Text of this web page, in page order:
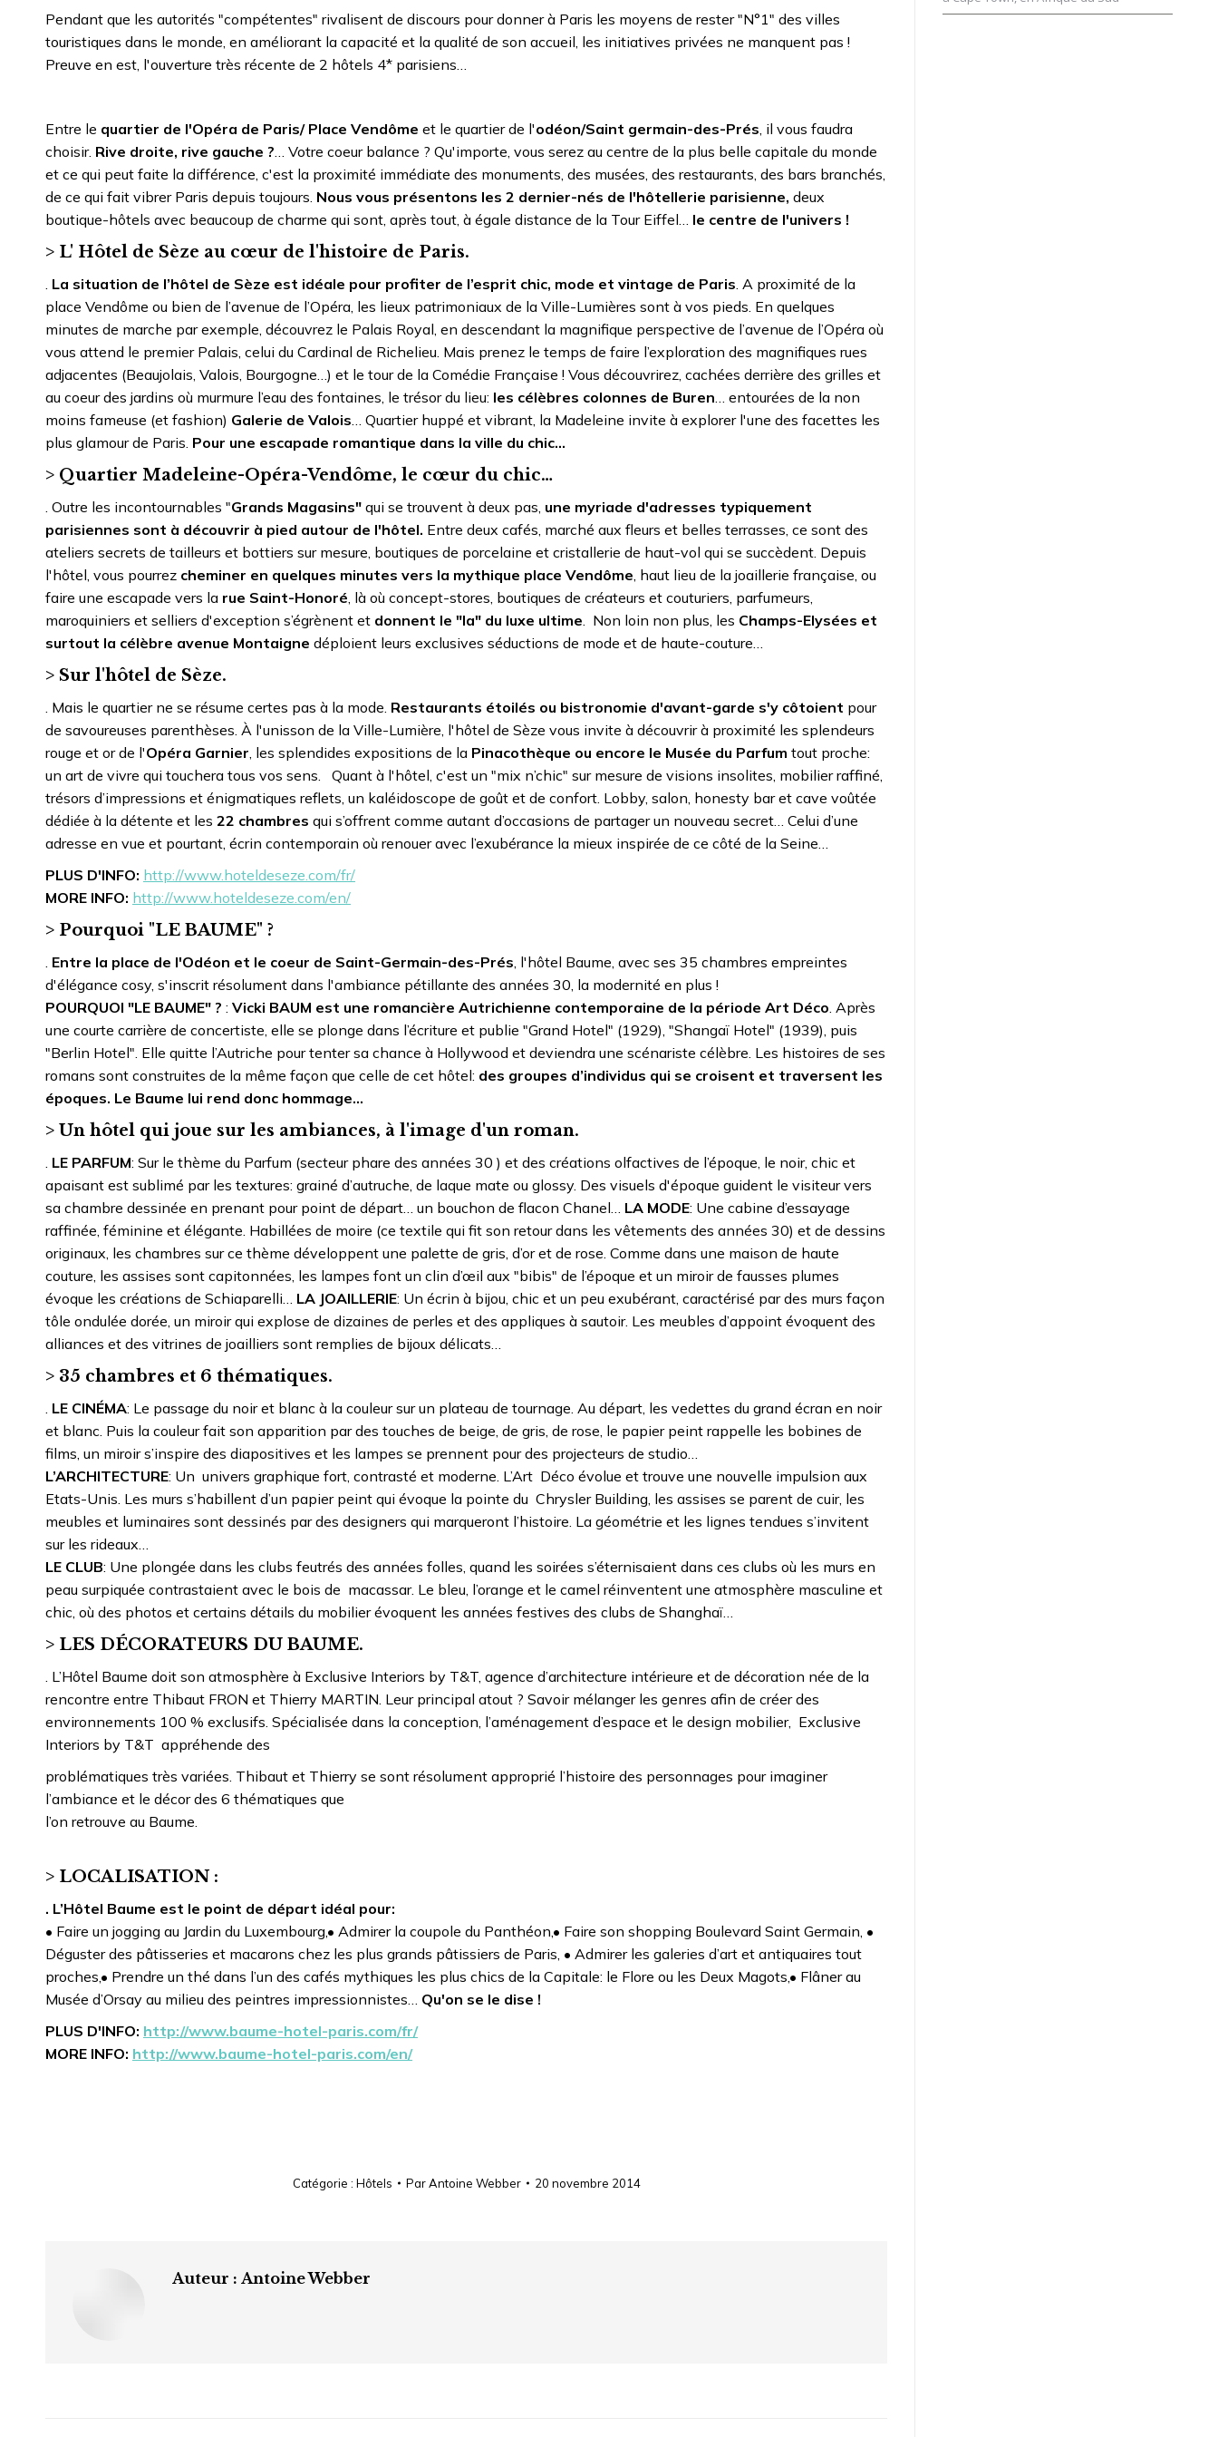
Pendant que les autorités "compétentes" rivalisent de discours pour donner à Paris les moyens de rester "N°1" des villes
touristiques dans le monde, en améliorant la capacité et la qualité de son accueil, les initiatives privées ne manquent pas !
Preuve en est, l'ouverture très récente de 2 hôtels 4* parisiens…
Entre le quartier de l'Opéra de Paris/ Place Vendôme et le quartier de l'odéon/Saint germain-des-Prés , il vous faudra
choisir. Rive droite, rive gauche ? … Votre coeur balance ? Qu'importe, vous serez au centre de la plus belle capitale du monde
et ce qui peut faite la différence, c'est la proximité immédiate des monuments, des musées, des restaurants, des bars branchés,
de ce qui fait vibrer Paris depuis toujours. Nous vous présentons les 2 dernier-nés de l'hôtellerie parisienne, deux
boutique-hôtels avec beaucoup de charme qui sont, après tout, à égale distance de la Tour Eiffel… le centre de l'univers !
> L' Hôtel de Sèze au cœur de l'histoire de Paris.
La situation de l’hôtel de Sèze est idéale pour profiter de l’esprit chic, mode et vintage de Paris . A proximité de la
place Vendôme ou bien de l’avenue de l’Opéra, les lieux patrimoniaux de la Ville-Lumières sont à vos pieds. En quelques
minutes de marche par exemple, découvrez le Palais Royal, en descendant la magnifique perspective de l’avenue de l’Opéra où
vous attend le premier Palais, celui du Cardinal de Richelieu. Mais prenez le temps de faire l’exploration des magnifiques rues
adjacentes (Beaujolais, Valois, Bourgogne…) et le tour de la Comédie Française ! Vous découvrirez, cachées derrière des grilles et
au coeur des jardins où murmure l’eau des fontaines, le trésor du lieu: les célèbres colonnes de Buren … entourées de la non
moins fameuse (et fashion) Galerie de Valois … Quartier huppé et vibrant, la Madeleine invite à explorer l'une des facettes les
plus glamour de Paris. Pour une escapade romantique dans la ville du chic…
> Quartier Madeleine-Opéra-Vendôme, le cœur du chic…
. Outre les incontournables "Grands Magasins" qui se trouvent à deux pas, une myriade d'adresses typiquement
parisiennes sont à découvrir à pied autour de l'hôtel. Entre deux cafés, marché aux fleurs et belles terrasses, ce sont des
ateliers secrets de tailleurs et bottiers sur mesure, boutiques de porcelaine et cristallerie de haut-vol qui se succèdent. Depuis
l'hôtel, vous pourrez cheminer en quelques minutes vers la mythique place Vendôme , haut lieu de la joaillerie française, ou
faire une escapade vers la rue Saint-Honoré , là où concept-stores, boutiques de créateurs et couturiers, parfumeurs,
maroquiniers et selliers d'exception s’égrènent et donnent le "la" du luxe ultime . Non loin non plus, les Champs-Elysées et
surtout la célèbre avenue Montaigne déploient leurs exclusives séductions de mode et de haute-couture…
> Sur l'hôtel de Sèze.
. Mais le quartier ne se résume certes pas à la mode. Restaurants étoilés ou bistronomie d'avant-garde s'y côtoient pour
de savoureuses parenthèses. À l'unisson de la Ville-Lumière, l'hôtel de Sèze vous invite à découvrir à proximité les splendeurs
rouge et or de l'Opéra Garnier , les splendides expositions de la Pinacothèque ou encore le Musée du Parfum tout proche:
un art de vivre qui touchera tous vos sens. Quant à l'hôtel, c'est un "mix n’chic" sur mesure de visions insolites, mobilier raffiné,
trésors d’impressions et énigmatiques reflets, un kaléidoscope de goût et de confort. Lobby, salon, honesty bar et cave voûtée
dédiée à la détente et les 22 chambres qui s’offrent comme autant d’occasions de partager un nouveau secret… Celui d’une
adresse en vue et pourtant, écrin contemporain où renouer avec l’exubérance la mieux inspirée de ce côté de la Seine…
PLUS D'INFO: http://www.hoteldeseze.com/fr/
MORE INFO: http://www.hoteldeseze.com/en/
> Pourquoi "LE BAUME" ?
Entre la place de l'Odéon et le coeur de Saint-Germain-des-Prés , l'hôtel Baume, avec ses 35 chambres empreintes
d'élégance cosy, s'inscrit résolument dans l'ambiance pétillante des années 30, la modernité en plus !
POURQUOI "LE BAUME" ? : Vicki BAUM est une romancière Autrichienne contemporaine de la période Art Déco . Après
une courte carrière de concertiste, elle se plonge dans l’écriture et publie "Grand Hotel" (1929), "Shangaï Hotel" (1939), puis
"Berlin Hotel". Elle quitte l’Autriche pour tenter sa chance à Hollywood et deviendra une scénariste célèbre. Les histoires de ses
romans sont construites de la même façon que celle de cet hôtel: des groupes d’individus qui se croisent et traversent les
époques. Le Baume lui rend donc hommage…
> Un hôtel qui joue sur les ambiances, à l'image d'un roman.
LE PARFUM: Sur le thème du Parfum (secteur phare des années 30 ) et des créations olfactives de l’époque, le noir, chic et
apaisant est sublimé par les textures: grainé d’autruche, de laque mate ou glossy. Des visuels d'époque guident le visiteur vers
sa chambre dessinée en prenant pour point de départ… un bouchon de flacon Chanel… LA MODE: Une cabine d’essayage
raffinée, féminine et élégante. Habillées de moire (ce textile qui fit son retour dans les vêtements des années 30) et de dessins
originaux, les chambres sur ce thème développent une palette de gris, d’or et de rose. Comme dans une maison de haute
couture, les assises sont capitonnées, les lampes font un clin d’œil aux "bibis" de l’époque et un miroir de fausses plumes
évoque les créations de Schiaparelli… LA JOAILLERIE: Un écrin à bijou, chic et un peu exubérant, caractérisé par des murs façon
tôle ondulée dorée, un miroir qui explose de dizaines de perles et des appliques à sautoir. Les meubles d’appoint évoquent des
alliances et des vitrines de joailliers sont remplies de bijoux délicats…
> 35 chambres et 6 thématiques.
LE CINÉMA: Le passage du noir et blanc à la couleur sur un plateau de tournage. Au départ, les vedettes du grand écran en noir
et blanc. Puis la couleur fait son apparition par des touches de beige, de gris, de rose, le papier peint rappelle les bobines de
films, un miroir s’inspire des diapositives et les lampes se prennent pour des projecteurs de studio…
L’ARCHITECTURE: Un univers graphique fort, contrasté et moderne. L’Art Déco évolue et trouve une nouvelle impulsion aux
Etats-Unis. Les murs s’habillent d’un papier peint qui évoque la pointe du Chrysler Building, les assises se parent de cuir, les
meubles et luminaires sont dessinés par des designers qui marqueront l’histoire. La géométrie et les lignes tendues s’invitent
sur les rideaux…
LE CLUB: Une plongée dans les clubs feutrés des années folles, quand les soirées s’éternisaient dans ces clubs où les murs en
peau surpiquée contrastaient avec le bois de macassar. Le bleu, l’orange et le camel réinventent une atmosphère masculine et
chic, où des photos et certains détails du mobilier évoquent les années festives des clubs de Shanghaï…
> LES DÉCORATEURS DU BAUME.
. L’Hôtel Baume doit son atmosphère à Exclusive Interiors by T&T, agence d’architecture intérieure et de décoration née de la
rencontre entre Thibaut FRON et Thierry MARTIN. Leur principal atout ? Savoir mélanger les genres afin de créer des
environnements 100 % exclusifs. Spécialisée dans la conception, l’aménagement d’espace et le design mobilier, Exclusive
Interiors by T&T appréhende des
problématiques très variées. Thibaut et Thierry se sont résolument approprié l’histoire des personnages pour imaginer
l’ambiance et le décor des 6 thématiques que
l’on retrouve au Baume.
> LOCALISATION :
. L’Hôtel Baume est le point de départ idéal pour:
• Faire un jogging au Jardin du Luxembourg,• Admirer la coupole du Panthéon,• Faire son shopping Boulevard Saint Germain, •
Déguster des pâtisseries et macarons chez les plus grands pâtissiers de Paris, • Admirer les galeries d’art et antiquaires tout
proches,• Prendre un thé dans l’un des cafés mythiques les plus chics de la Capitale: le Flore ou les Deux Magots,• Flâner au
Musée d’Orsay au milieu des peintres impressionnistes… Qu'on se le dise !
PLUS D'INFO: http://www.baume-hotel-paris.com/fr/
MORE INFO: http://www.baume-hotel-paris.com/en/
Catégorie : Hôtels ParAntoine Webber 20 novembre 2014
Auteur : Antoine Webber